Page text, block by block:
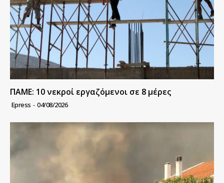
ΠΑΜΕ: 10 νεκροί εργαζόμενοι σε 8 μέρες
Epress - 04/08/2026